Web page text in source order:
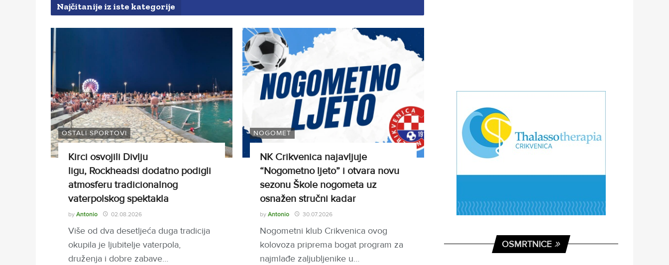
Najčitanije iz iste kategorije
OSTALI SPORTOVI
Kirci osvojili Divlju
ligu, Rockheadsi dodatno podigli
atmosferu tradicionalnog
vaterpolskog spektakla
by Antonio 02.08.2026
Više od dva desetljeća duga tradicija
okupila je ljubitelje vaterpola,
druženja i dobre zabave…
NOGOMET
NK Crikvenica najavljuje
“Nogometno ljeto” i otvara novu
sezonu Škole nogometa uz
osnažen stručni kadar
by Antonio 30.07.2026
Nogometni klub Crikvenica ovog
kolovoza priprema bogat program za
najmlađe zaljubljenike u…
OSMRTNICE